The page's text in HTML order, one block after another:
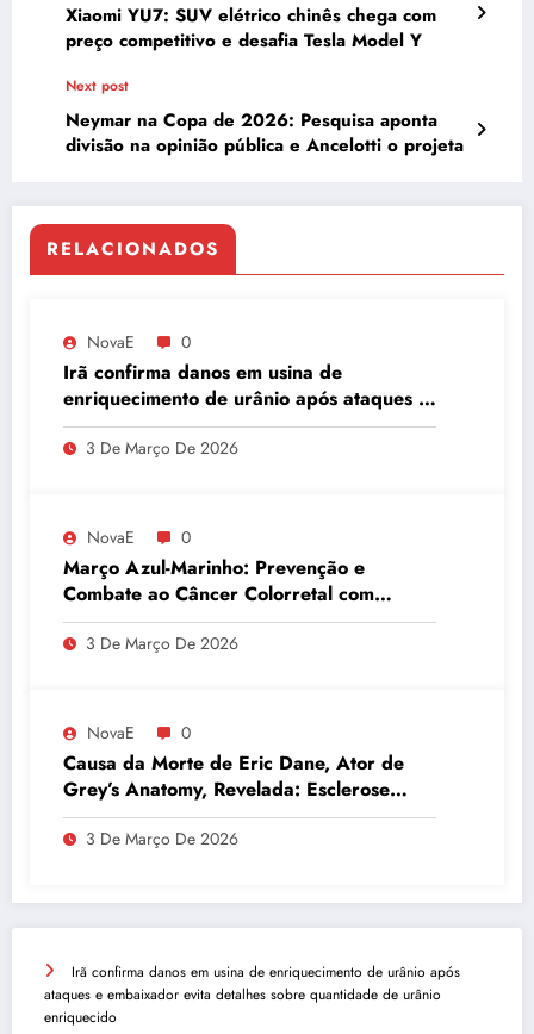
Xiaomi YU7: SUV elétrico chinês chega com
preço competitivo e desafia Tesla Model Y
Next post
Neymar na Copa de 2026: Pesquisa aponta
divisão na opinião pública e Ancelotti o projeta
RELACIONADOS
NovaE 0
Irã confirma danos em usina de
enriquecimento de urânio após ataques e
embaixador evita detalhes sobre
quantidade de urânio enriquecido
3 De Março De 2026
NovaE 0
Março Azul-Marinho: Prevenção e
Combate ao Câncer Colorretal com
Atividades Físicas
3 De Março De 2026
NovaE 0
Causa da Morte de Eric Dane, Ator de
Grey’s Anatomy, Revelada: Esclerose
Lateral Amiotrófica
3 De Março De 2026
Irã confirma danos em usina de enriquecimento de urânio após
ataques e embaixador evita detalhes sobre quantidade de urânio
enriquecido